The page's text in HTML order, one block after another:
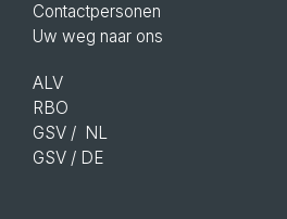
Contactpersonen
Uw weg naar ons
ALV
RBO
GSV / NL
GSV / DE